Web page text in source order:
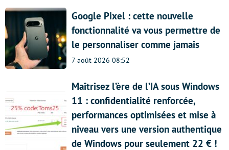
Google Pixel : cette nouvelle
fonctionnalité va vous permettre de
le personnaliser comme jamais
7 août 2026 08:52
Maîtrisez l’ère de l’IA sous Windows
11 : confidentialité renforcée,
performances optimisées et mise à
niveau vers une version authentique
de Windows pour seulement 22 € !